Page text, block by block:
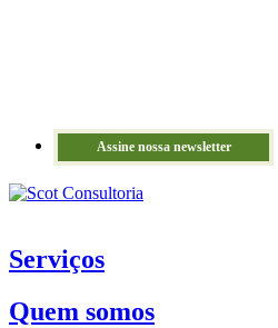
Assine nossa newsletter
Serviços
Quem somos